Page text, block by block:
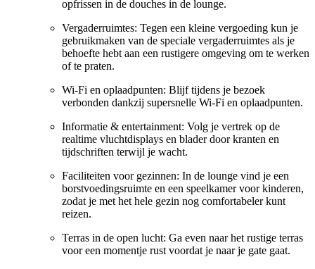
opfrissen in de douches in de lounge.
Vergaderruimtes: Tegen een kleine vergoeding kun je
gebruikmaken van de speciale vergaderruimtes als je
behoefte hebt aan een rustigere omgeving om te werken
of te praten.
Wi-Fi en oplaadpunten: Blijf tijdens je bezoek
verbonden dankzij supersnelle Wi-Fi en oplaadpunten.
Informatie & entertainment: Volg je vertrek op de
realtime vluchtdisplays en blader door kranten en
tijdschriften terwijl je wacht.
Faciliteiten voor gezinnen: In de lounge vind je een
borstvoedingsruimte en een speelkamer voor kinderen,
zodat je met het hele gezin nog comfortabeler kunt
reizen.
Terras in de open lucht: Ga even naar het rustige terras
voor een momentje rust voordat je naar je gate gaat.